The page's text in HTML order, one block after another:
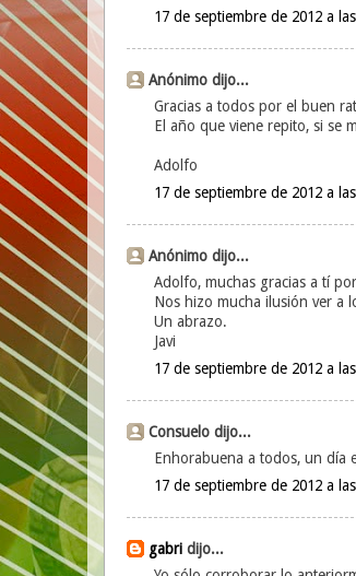
17 de septiembre de 2012 a
Anónimo dijo...
Gracias a todos por el buen
El año que viene repito, si se
Adolfo
17 de septiembre de 2012 a
Anónimo dijo...
Adolfo, muchas gracias a tí
Nos hizo mucha ilusión ver a
Un abrazo.
Javi
17 de septiembre de 2012 a
Consuelo dijo...
Enhorabuena a todos, un día
17 de septiembre de 2012 a
gabridijo...